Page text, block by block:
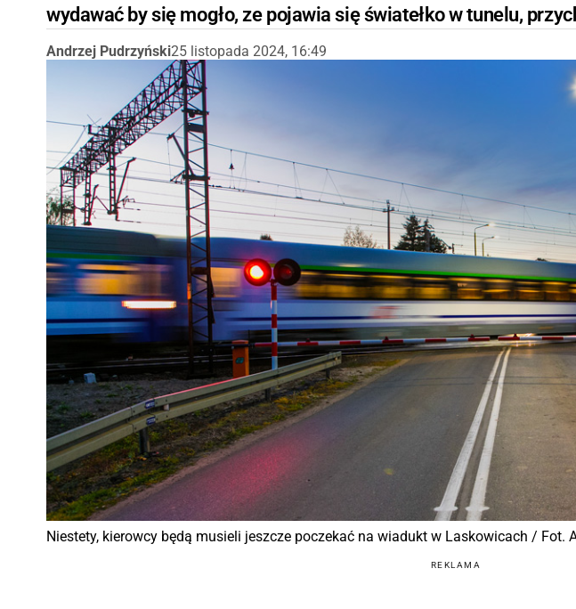
wydawać by się mogło, ze pojawia się światełko w tunelu,
Andrzej Pudrzyński25 listopada 2024, 16:49
Niestety, kierowcy będą musieli jeszcze poczekać na wiadukt w Laskowicach / Fot.
REKLAMA